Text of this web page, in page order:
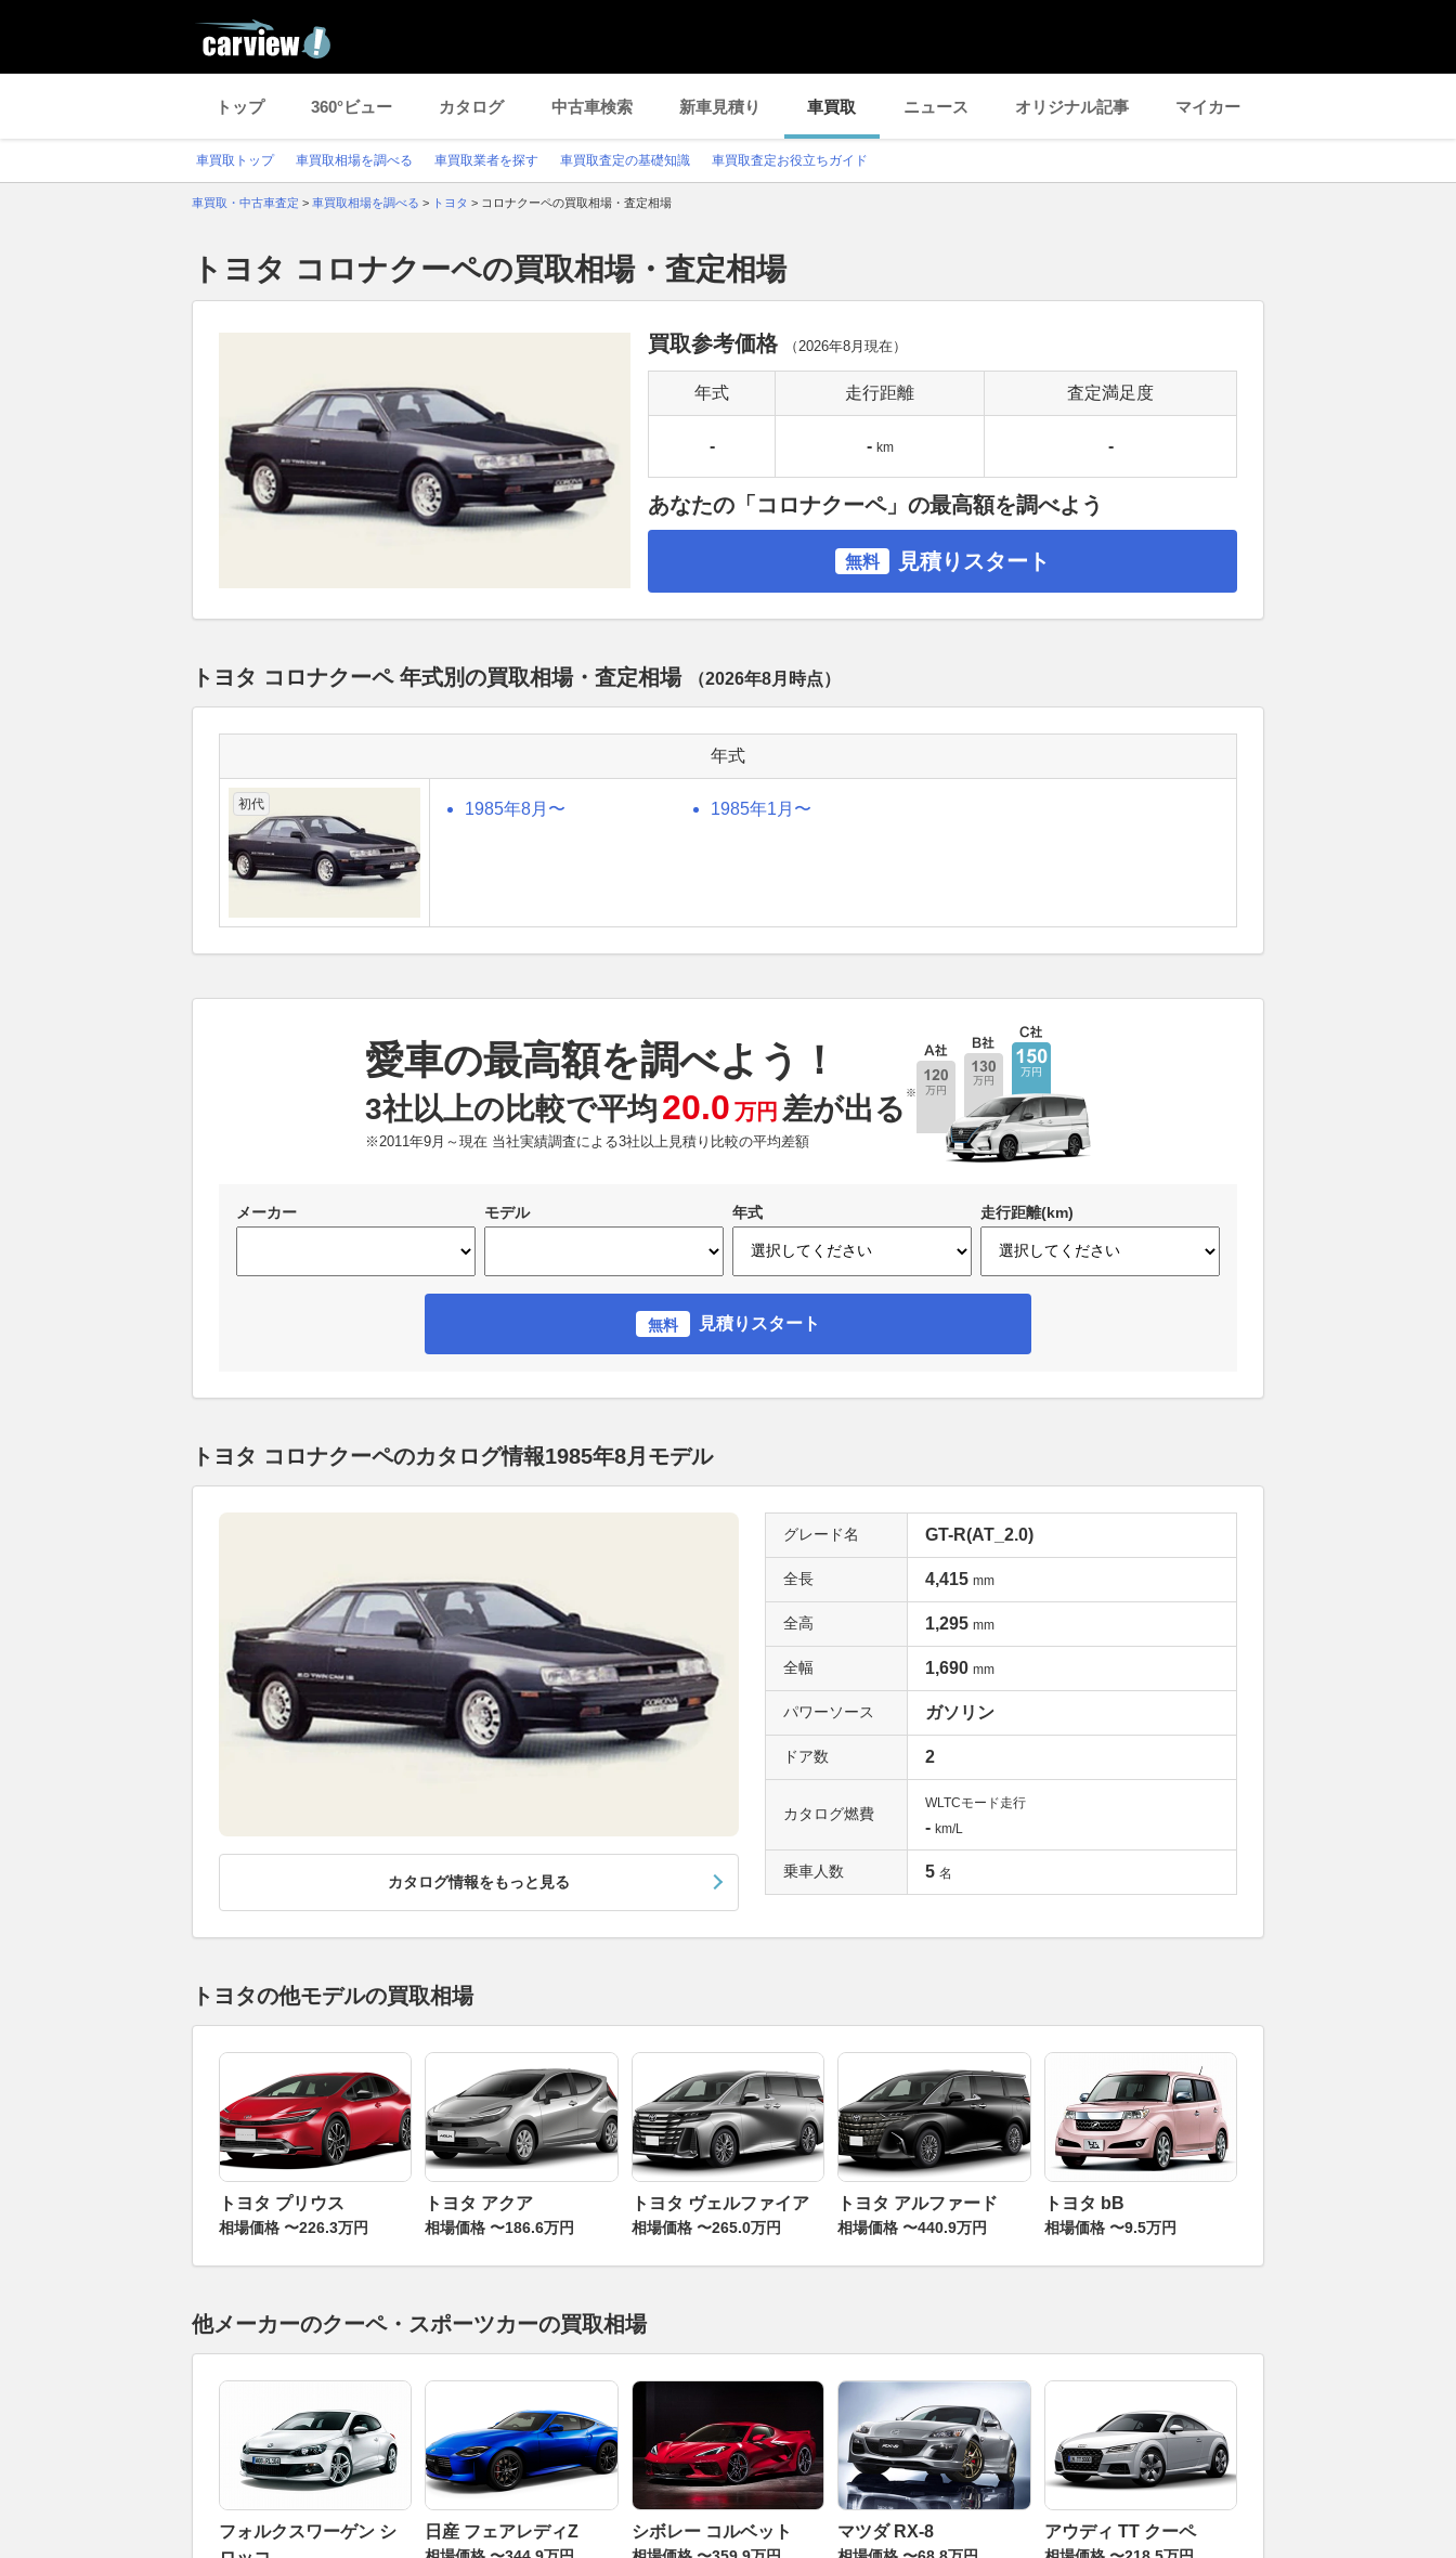
トップ 360°ビュー カタログ 中古車検索 新車見積り 車買取 ニュース オリジナル記事 マイカー
車買取トップ 車買取相場を調べる 車買取業者を探す 車買取査定の基礎知識 車買取査定お役立ちガイド
車買取・中古車査定 > 車買取相場を調べる > トヨタ > コロナクーペの買取相場・査定相場
トヨタ コロナクーペの買取相場・査定相場
買取参考価格 （2026年8月 現在）
年式 走行距離 査定満足度
- - km -
あなたの「コロナクーペ」の最高額を調べよう
無料 見積りスタート
トヨタ コロナクーペ 年式別の買取相場・査定相場 （2026年8月 時点）
年式
初代 1985年8月〜 1985年1月〜
愛車の最高額を調べよう！
3社以上の比較で平均20.0 万円 差が出る ※
※2011年9月～現在 当社実績調査による3社以上見積り比較の平均差額
メーカー モデル 年式 走行距離(km)
無料 見積りスタート
トヨタ コロナクーペのカタログ情報1985年8月モデル
カタログ情報をもっと見る
グレード名 GT-R(AT_2.0)
全長 4,415 mm
全高 1,295 mm
全幅 1,690 mm
パワーソース ガソリン
ドア数 2
カタログ燃費
WLTCモード走行
- km/L
乗車人数 5 名
トヨタの他モデルの買取相場
トヨタ プリウス
相場価格 〜226.3万円
トヨタ アクア
相場価格 〜186.6万円
トヨタ ヴェルファイア
相場価格 〜265.0万円
トヨタ アルファード
相場価格 〜440.9万円
トヨタ bB
相場価格 〜9.5万円
他メーカーのクーペ・スポーツカーの買取相場
フォルクスワーゲン シ
日産 フェアレディZ シボレー コルベット マツダ RX-8 アウディ TT クーペ